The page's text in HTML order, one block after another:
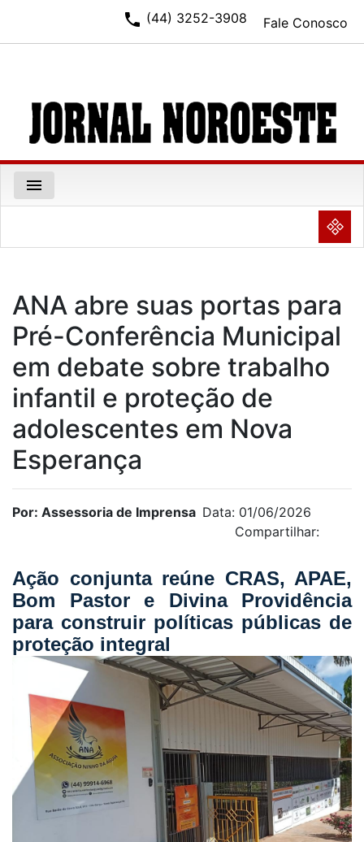
Fale Conosco
phone (44) 3252-3908
menu
NULL
ANA abre suas portas para
Pré-Conferência Municipal
em debate sobre trabalho
infantil e proteção de
adolescentes em Nova
Esperança
Por: Assessoria de Imprensa Data: 01/06/2026
Compartilhar:
Ação conjunta reúne CRAS, APAE,
Bom Pastor e Divina Providência
para construir políticas públicas de
proteção integral